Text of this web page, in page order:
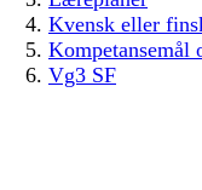
Kvensk eller
Kompetansemål
Vg3 SF